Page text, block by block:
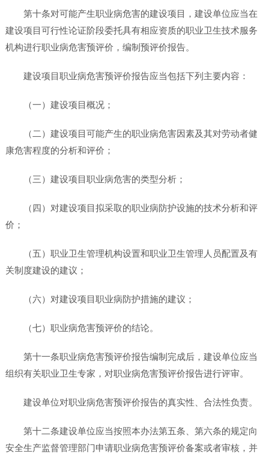
第十条对可能产生职业病危害的建设项目，建设单位应当在
建设项目可行性论证阶段委托具有相应资质的职业卫生技术服务
机构进行职业病危害预评价，编制预评价报告。
建设项目职业病危害预评价报告应当包括下列主要内容：
（一）建设项目概况；
（二）建设项目可能产生的职业病危害因素及其对劳动者健
康危害程度的分析和评价；
（三）建设项目职业病危害的类型分析；
（四）对建设项目拟采取的职业病防护设施的技术分析和评
价；
（五）职业卫生管理机构设置和职业卫生管理人员配置及有
关制度建设的建议；
（六）对建设项目职业病防护措施的建议；
（七）职业病危害预评价的结论。
第十一条职业病危害预评价报告编制完成后，建设单位应当
组织有关职业卫生专家，对职业病危害预评价报告进行评审。
建设单位对职业病危害预评价报告的真实性、合法性负责。
第十二条建设单位应当按照本办法第五条、第六条的规定向
安全生产监督管理部门申请职业病危害预评价备案或者审核，并